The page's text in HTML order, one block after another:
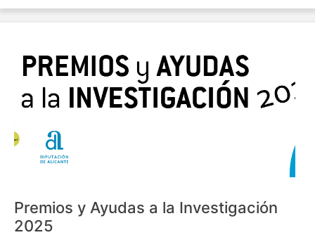
Premios y Ayudas a la Investigación
2025